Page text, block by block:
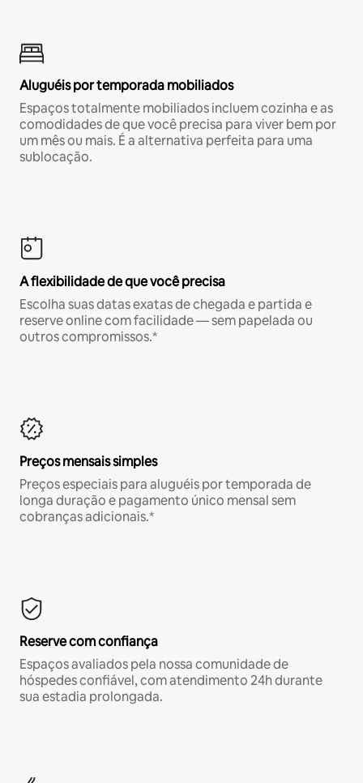
Aluguéis por temporada mobiliados
Espaços totalmente mobiliados incluem cozinha e as
comodidades de que você precisa para viver bem por
um mês ou mais. É a alternativa perfeita para uma
sublocação.
A flexibilidade de que você precisa
Escolha suas datas exatas de chegada e partida e
reserve online com facilidade — sem papelada ou
outros compromissos.*
Preços mensais simples
Preços especiais para aluguéis por temporada de
longa duração e pagamento único mensal sem
cobranças adicionais.*
Reserve com confiança
Espaços avaliados pela nossa comunidade de
hóspedes confiável, com atendimento 24h durante
sua estadia prolongada.